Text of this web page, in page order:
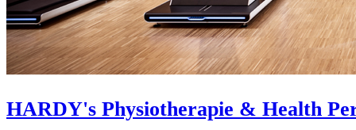
HARDY's Physiotherapie & Health